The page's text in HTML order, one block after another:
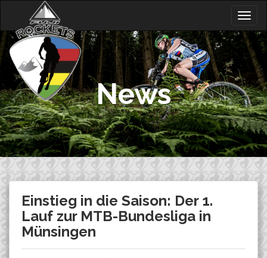
content
News
Einstieg in die Saison: Der 1.
Lauf zur MTB-Bundesliga in
Münsingen